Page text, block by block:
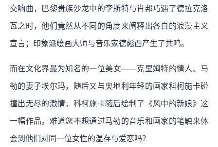
交响曲，巴黎贵族沙龙中的李斯特与肖邦巧遇了德拉克洛
瓦之时，他们竟然从不同的角度来阐释出各自的浪漫主义
宣言；印象派绘画大师与音乐家德彪西产生了共鸣。
而在文化界最为知名的一位美女——克里姆特的情人、马
勒的妻子埃尔玛，随后又与奥地利年轻的画家科柯施卡碰
撞出无尽的激情，科柯施卡随后绘制了《风中的新娘》这
一幅作品。难道您不想通过马勒的音乐和画家的笔触来体
会到他们对同一位女性的温存与爱恋吗？